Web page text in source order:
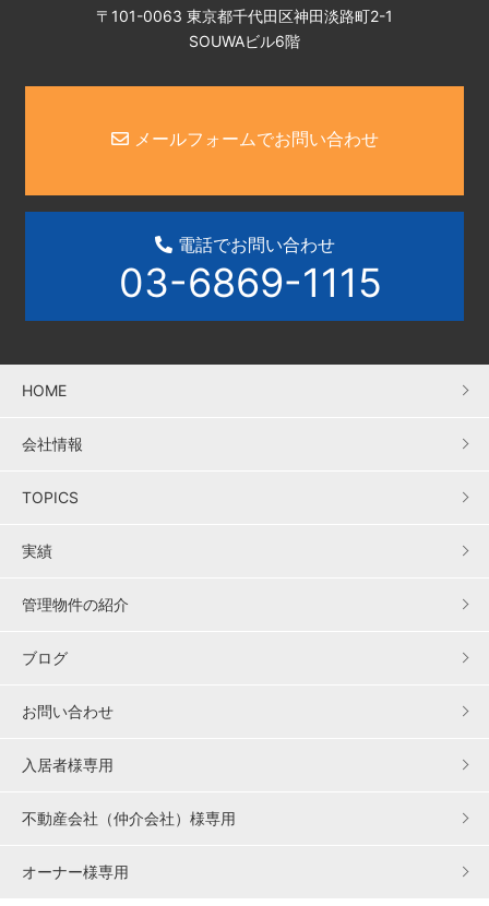
〒101-0063 東京都千代田区神田淡路町2-1
SOUWAビル6階
メールフォームでお問い合わせ
電話でお問い合わせ
03-6869-1115
HOME
会社情報
TOPICS
実績
管理物件の紹介
ブログ
お問い合わせ
入居者様専用
不動産会社（仲介会社）様専用
オーナー様専用